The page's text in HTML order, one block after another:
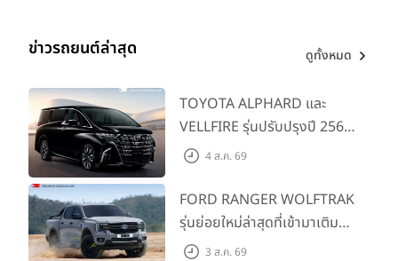
ข่าวรถยนต์ล่าสุด ดูทั้งหมด
TOYOTA ALPHARD และ
VELLFIRE รุ่นปรับปรุงปี 2569
พร้อมรุ่นย่อยใหม่ HEV
4 ส.ค. 69
FORD RANGER WOLFTRAK
รุ่นย่อยใหม่ล่าสุดที่เข้ามาเติม
เต็มไลน์อัป พร้อมตอบโจทย์ทุก
3 ส.ค. 69